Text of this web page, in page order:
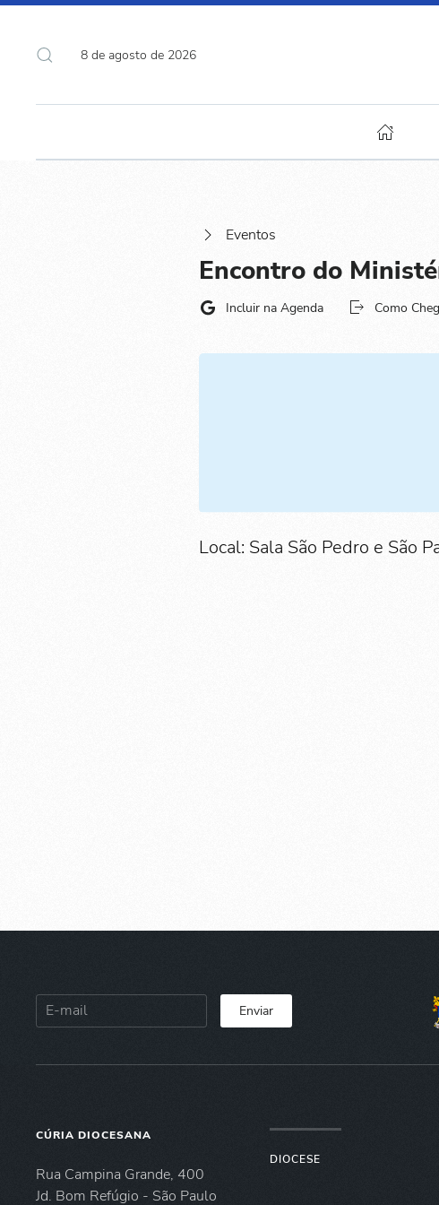
8 de agosto de 2026
Eventos
Encontro do
Incluir na Agenda Como
Local: Sala São Pedro e São
Enviar
CÚRIA DIOCESANA
Rua Campina Grande, 400
Jd. Bom Refúgio - São Paulo
DIOCESE